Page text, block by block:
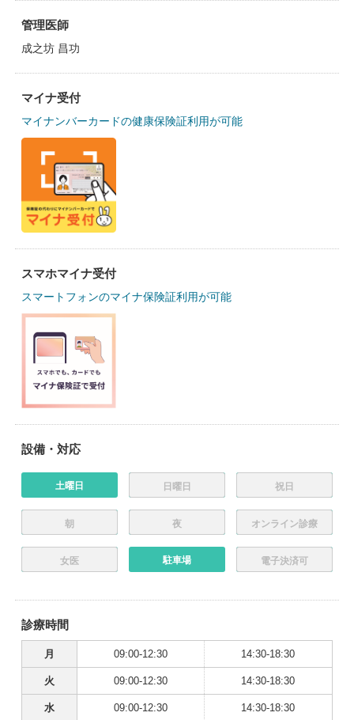
管理医師
成之坊 昌功
マイナ受付
マイナンバーカードの健康保険証利用が可能
スマホマイナ受付
スマートフォンのマイナ保険証利用が可能
設備・対応
土曜日 日曜日 祝日
朝 夜 オンライン診療
女医 駐車場 電子決済可
診療時間
月 09:00-12:30 14:30-18:30
火 09:00-12:30 14:30-18:30
水 09:00-12:30 14:30-18:30